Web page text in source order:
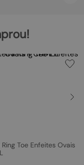
Ring Toe Enfeites Ovais